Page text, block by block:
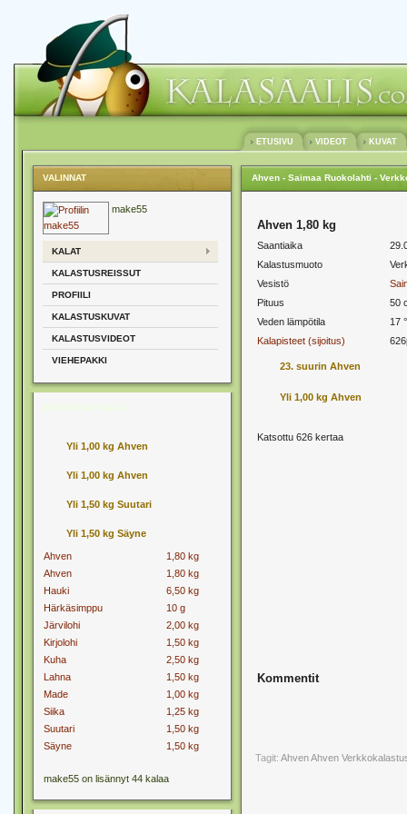
ETUSIVU VIDEOT KUVAT
VALINNAT
make55
KALAT
KALASTUSREISSUT
PROFIILI
KALASTUSKUVAT
KALASTUSVIDEOT
VIEHEPAKKI
Yli 1,00 kg Ahven
Yli 1,00 kg Ahven
Yli 1,50 kg Suutari
Yli 1,50 kg Säyne
Ahven
1,80 kg
Ahven
1,80 kg
Hauki
6,50 kg
Härkäsimppu
10 g
Järvilohi
2,00 kg
Kirjolohi
1,50 kg
Kuha
2,50 kg
Lahna
1,50 kg
Made
1,00 kg
Siika
1,25 kg
Suutari
1,50 kg
Säyne
1,50 kg
make55 on lisännyt 44 kalaa
Ahven - Saimaa Ruokolahti -
Ahven 1,80 kg
Saantiaika
Kalastusmuoto
Vesistö
Pituus
50
Veden lämpötila
17
Kalapisteet (sijoitus)
23. suurin Ahven
Yli 1,00 kg Ahven
Katsottu 626 kertaa
Kommentit
Tagit: AhvenAhven